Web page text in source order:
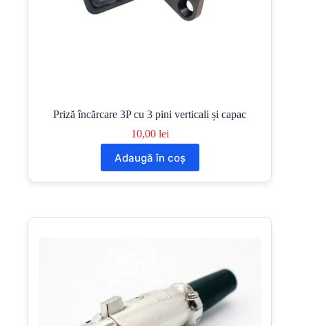
Priză încărcare 3P cu 3 pini verticali și capac
10,00 lei
Adaugă în coș